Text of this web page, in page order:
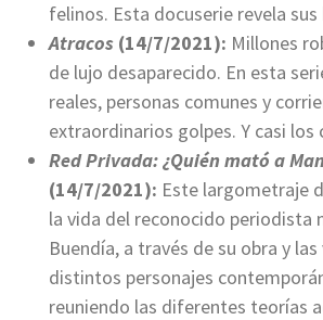
felinos. Esta docuserie revela
Atracos (14/7/2021): Millones
de lujo desaparecido. En esta
reales, personas comunes y
extraordinarios golpes. Y casi los
Red Privada: ¿Quién mató a
(14/7/2021): Este largometraje
la vida del reconocido periodista
Buendía, a través de su obra y
distintos personajes
reuniendo las diferentes teorías